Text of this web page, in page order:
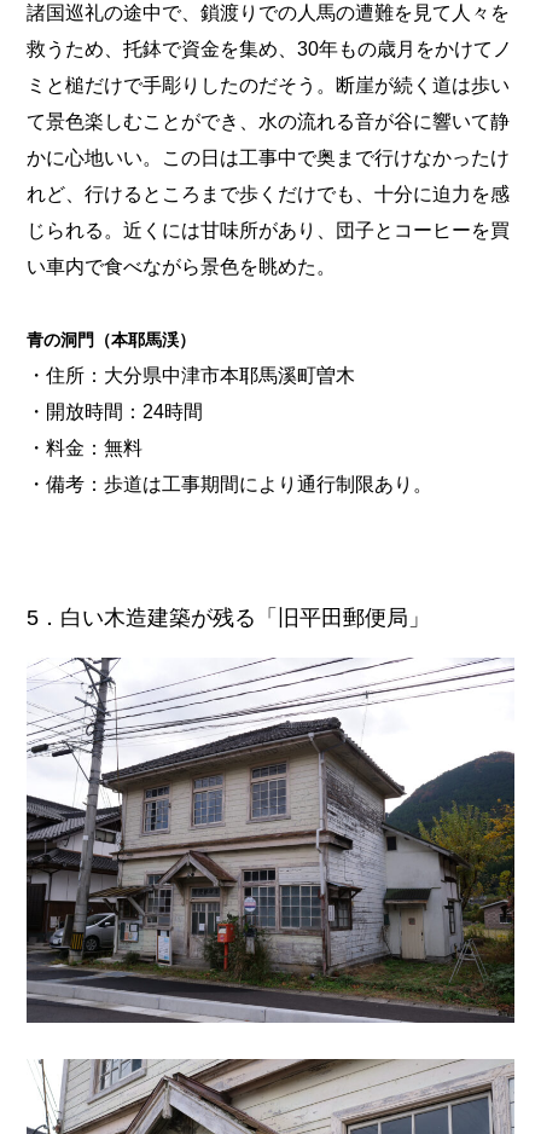
諸国巡礼の途中で、鎖渡りでの人馬の遭難を見て人々を
救うため、托鉢で資金を集め、30年もの歳月をかけてノ
ミと槌だけで手彫りしたのだそう。断崖が続く道は歩い
て景色楽しむことができ、水の流れる音が谷に響いて静
かに心地いい。この日は工事中で奥まで行けなかったけ
れど、行けるところまで歩くだけでも、十分に迫力を感
じられる。近くには甘味所があり、団子とコーヒーを買
い車内で食べながら景色を眺めた。
青の洞門（本耶馬渓）
・住所：大分県中津市本耶馬溪町曽木
・開放時間：24時間
・料金：無料
・備考：歩道は工事期間により通行制限あり。
5．白い木造建築が残る「旧平田郵便局」